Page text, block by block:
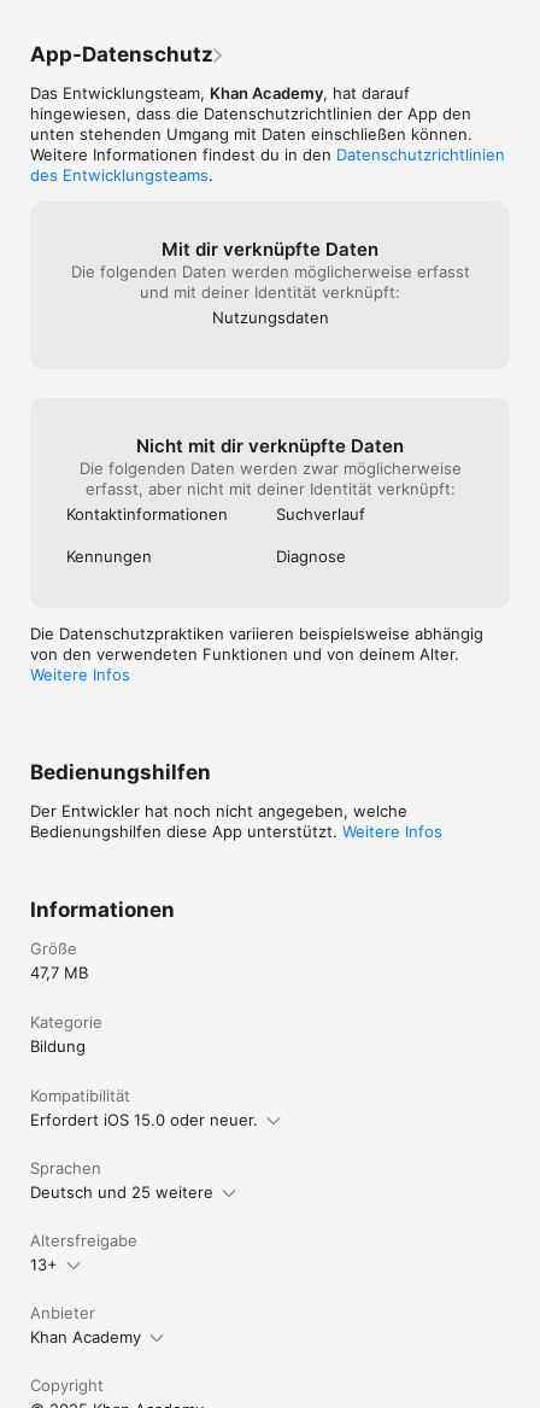
Bildung für Jeden, weltweit.
App-Datenschutz
Das Entwicklungsteam, Khan Academy, hat darauf
hingewiesen, dass die Datenschutz­richtlinien der App den
unten stehenden Umgang mit Daten einschließen können.
Weitere Informationen findest du in den Datenschutzrichtlinien
des Entwicklungsteams.
Mit dir verknüpfte Daten
Die folgenden Daten werden möglicherweise erfasst
und mit deiner Identität verknüpft:
Nutzungs­daten
Nicht mit dir verknüpfte Daten
Die folgenden Daten werden zwar möglicherweise
erfasst, aber nicht mit deiner Identität verknüpft:
Kontakt­informa­tionen
Suchverlauf
Kennungen Diagnose
Die Datenschutzpraktiken variieren beispielsweise abhängig
von den verwendeten Funktionen und von deinem Alter.
Weitere Infos
Bedienungshilfen
Der Entwickler hat noch nicht angegeben, welche
Bedienungshilfen diese App unterstützt. Weitere Infos
Informationen
Größe
47,7 MB
Kategorie
Bildung
Kompatibilität
Erfordert iOS 15.0 oder neuer.
Sprachen
Deutsch und 25 weitere
Altersfreigabe
13+
Anbieter
Khan Academy
Copyright